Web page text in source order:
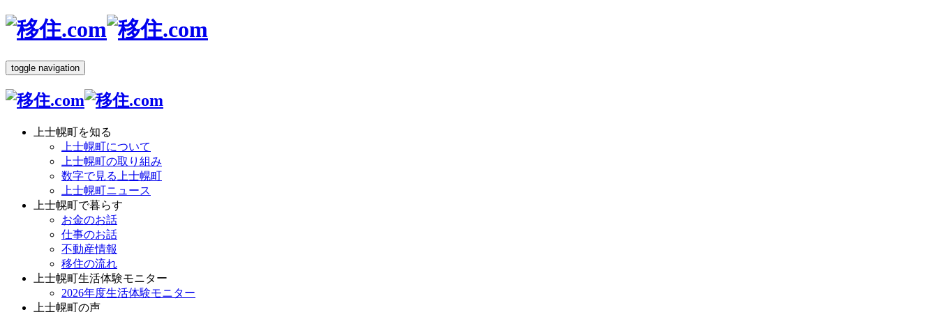
toggle navigation
上士幌町を知る
上士幌町について
上士幌町の取り組み
数字で見る上士幌町
上士幌町ニュース
上士幌町で暮らす
お金のお話
仕事のお話
不動産情報
移住の流れ
上士幌町生活体験モニター
2026年度生活体験モニター
上士幌町の声